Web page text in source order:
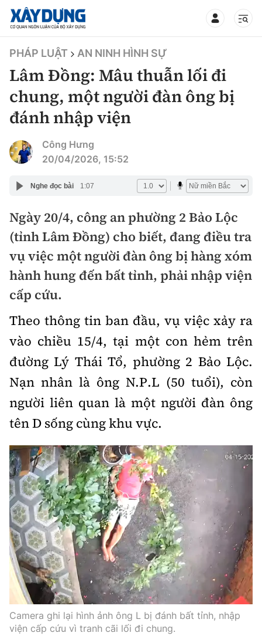
TIN BỘ XÂY DỰNG
CHUYÊN MỤC
Mới nhất
Thời sự
Chính trị
Xã hội
Chuyện dọc đường
Cải chính
Xây dựng
Chỉ đạo điều hành
Quy hoạch kiến trúc
Giám định chất lượng
Quản lý đô thị
Giao thông
Quản lý
Hàng không
Đường sắt
Đăng kiểm
Đường sắt tốc độ cao
Đường thủy
Hàng hải
Đường sắt đô thị
Nhà thầu
Mời thầu - Đấu thầu
Thi viết về GTVT
Kinh tế
Thị trường
Tài chính
Chứng khoán
Bảo hiểm
Doanh nghiệp
Pháp luật
An ninh hình sự
Điều tra
Hỏi - Đáp
An toàn giao thông
Giao thông 24h
ATGT địa phương
Văn hóa giao thông
Lái xe an toàn
Chung tay vì ATGT
Gương sáng giao thông
Chất lượng sống
Giáo dục
Y tế
Đời sống
Lao động - Công đoàn
Văn hóa - Giải Trí
Văn hóa
Showbiz
Điện ảnh
Âm nhạc
Thể thao
Bóng đá
Bình luận
Hậu trường sao
360 độ thể thao
Công nghệ
Công nghệ mới
Sản phẩm mới
Tư vấn
Thế giới
Thời sự Quốc tế
Hồ sơ tài liệu
Thế giới giao thông
Đi ++
Du lịch
Khám phá
Video
Thời sự
PHÁP LUẬT AN NINH HÌNH SỰ
Lâm Đồng: Mâu thuẫn lối đi
chung, một người đàn ông bị
đánh nhập viện
Công Hưng
20/04/2026, 15:52
Nghe đọc bài 1:07
Ngày 20/4, công an phường 2 Bảo Lộc
(tỉnh Lâm Đồng) cho biết, đang điều tra
vụ việc một người đàn ông bị hàng xóm
hành hung đến bất tỉnh, phải nhập viện
cấp cứu.
Theo thông tin ban đầu, vụ việc xảy ra
vào chiều 15/4, tại một con hẻm trên
đường Lý Thái Tổ, phường 2 Bảo Lộc.
Nạn nhân là ông N.P.L (50 tuổi), còn
người liên quan là một người đàn ông
tên D sống cùng khu vực.
Camera ghi lại hình ảnh ông L bị đánh bất tỉnh, nhập
viện cấp cứu vì tranh cãi lối đi chung.